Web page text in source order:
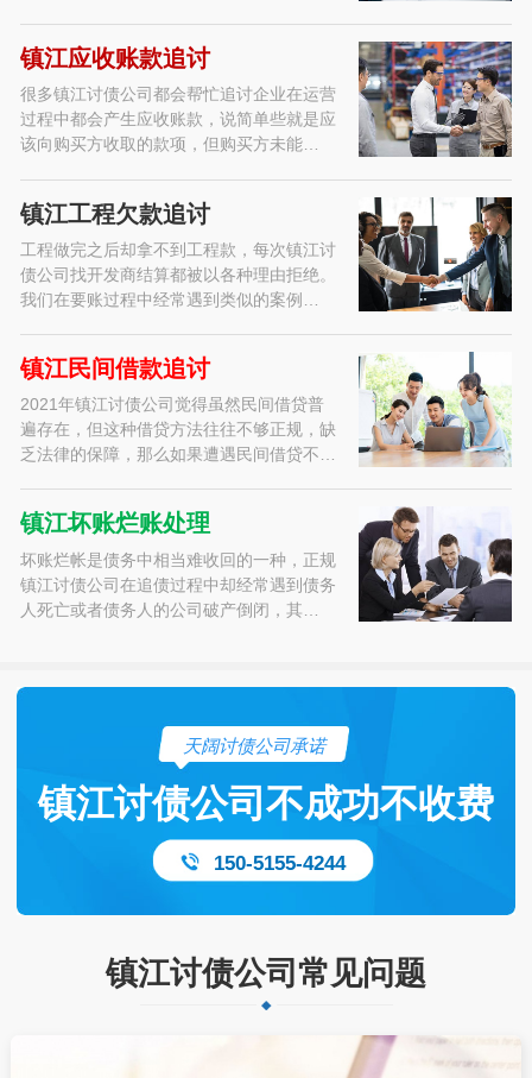
镇江应收账款追讨
很多镇江讨债公司都会帮忙追讨企业在运营
过程中都会产生应收账款，说简单些就是应
该向购买方收取的款项，但购买方未能…
镇江工程欠款追讨
工程做完之后却拿不到工程款，每次镇江讨
债公司找开发商结算都被以各种理由拒绝。
我们在要账过程中经常遇到类似的案例…
镇江民间借款追讨
2021年镇江讨债公司觉得虽然民间借贷普
遍存在，但这种借贷方法往往不够正规，缺
乏法律的保障，那么如果遭遇民间借贷不…
镇江坏账烂账处理
坏账烂帐是债务中相当难收回的一种，正规
镇江讨债公司在追债过程中却经常遇到债务
人死亡或者债务人的公司破产倒闭，其…
天阔讨债公司承诺
镇江讨债公司不成功不收费
150-5155-4244
镇江讨债公司常见问题